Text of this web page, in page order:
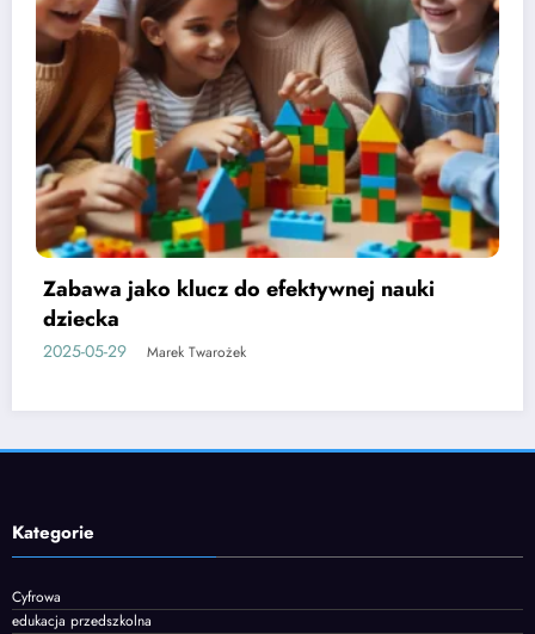
Etapy rozwoju mowy u dzieci i jak je
wspierać
2025-06-05 Marek Twarożek
Kategorie
Cyfrowa
edukacja przedszkolna